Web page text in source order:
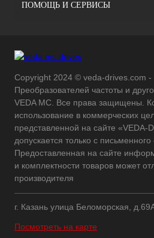
ПОМОЩЬ И СЕРВИСЫ
Copyright 2024 © veda-drives.com -
Преобразователей частоты и
VEDA MC. Все права защищены.
использование в коммерческих
представленной на сайте «VEDA-
допускается только с письменного
Предоставленная на сайте
и комплектности товаров может
производителя
г. Казань улица Беломорская,
Посмотреть на карте